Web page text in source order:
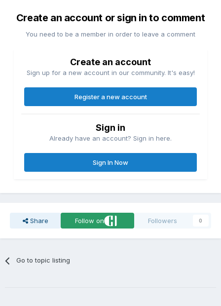
Create an account or sign in to comment
You need to be a member in order to leave a comment
Create an account
Sign up for a new account in our community. It's easy!
Register a new account
Sign in
Already have an account? Sign in here.
Sign In Now
Share Follow on Followers 0
Go to topic listing